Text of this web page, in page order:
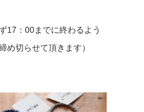
17：00までに終わるよう
め切らせて頂きます）